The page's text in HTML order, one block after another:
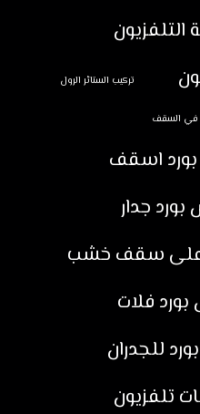
تركيب الستائر الرول
في السقف
اسقف
جدار
على سقف خشب
فلات
للجدران
تلفزيون